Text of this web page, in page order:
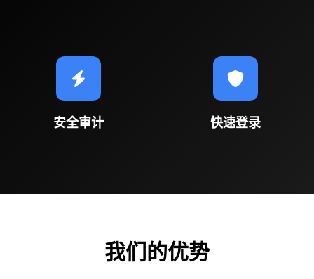
安全审计 快速登录
我们的优势